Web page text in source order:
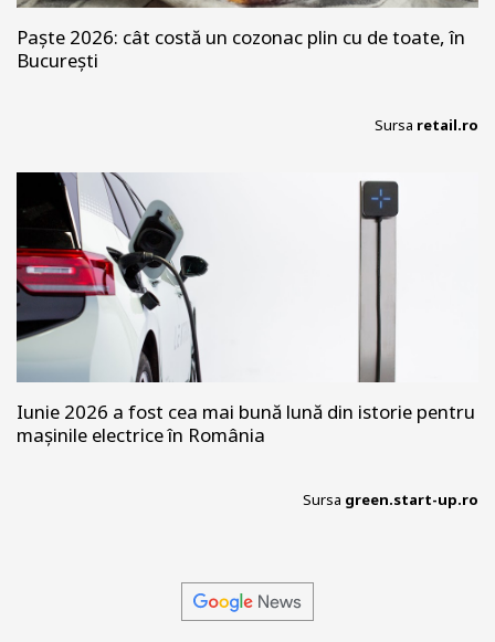
Paște 2026: cât costă un cozonac plin cu de toate, în
București
Sursa retail.ro
Iunie 2026 a fost cea mai bună lună din istorie pentru
mașinile electrice în România
Sursa green.start-up.ro